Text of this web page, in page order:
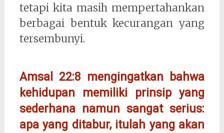
tetapi kita masih mempertahankan
berbagai bentuk kecurangan yang
tersembunyi.
Amsal 22:8 mengingatkan bahwa
kehidupan memiliki prinsip yang
sederhana namun sangat serius:
apa yang ditabur, itulah yang akan